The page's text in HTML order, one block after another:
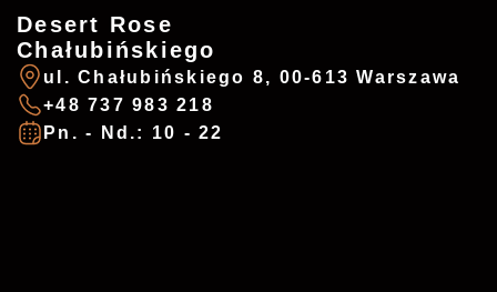
Usługa
Data i godzina
Mon. - Sun.: 10 - 22
Desert Rose
Chałubińskiego
ul. Chałubińskiego 8, 00-613 Warszawa
+48 737 983 218
Pn. - Nd.: 10 - 22